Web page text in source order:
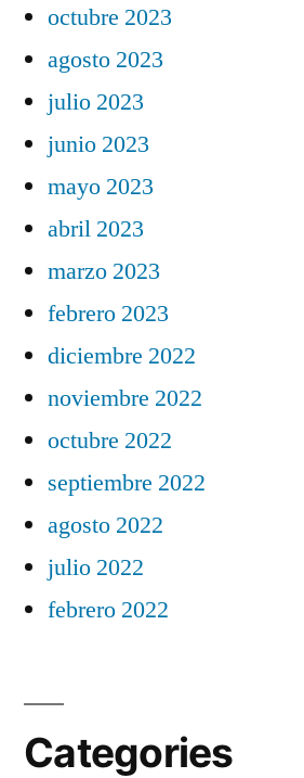
octubre 2023
agosto 2023
julio 2023
junio 2023
mayo 2023
abril 2023
marzo 2023
febrero 2023
diciembre 2022
noviembre 2022
octubre 2022
septiembre 2022
agosto 2022
julio 2022
febrero 2022
Categories